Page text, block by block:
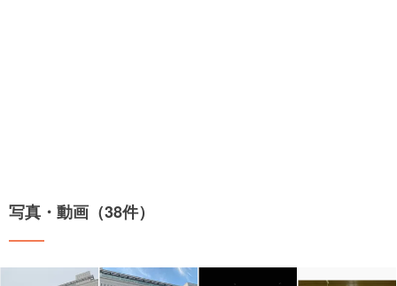
写真・動画（38件）